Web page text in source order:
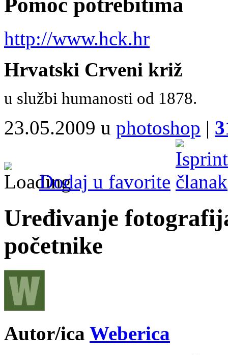
http://www.hck.hr
Hrvatski Crveni križ
u službi humanosti od 1878.
23.05.2009 u photoshop |
Dodaj u favorite
Uređivanje
početnike
Autor/ica Weberica